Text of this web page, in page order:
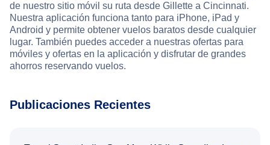
de nuestro sitio móvil su ruta desde Gillette a Cincinnati.
Nuestra aplicación funciona tanto para iPhone, iPad y
Android y permite obtener vuelos baratos desde cualquier
lugar. También puedes acceder a nuestras ofertas para
móviles y ofertas en la aplicación y disfrutar de grandes
ahorros reservando vuelos.
Publicaciones Recientes